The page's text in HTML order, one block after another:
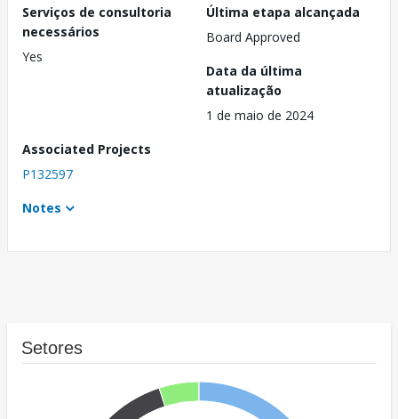
Serviços de consultoria
necessários
Yes
Última etapa alcançada
Board Approved
Data da última
atualização
1 de maio de 2024
Associated Projects
P132597
Notes
Setores